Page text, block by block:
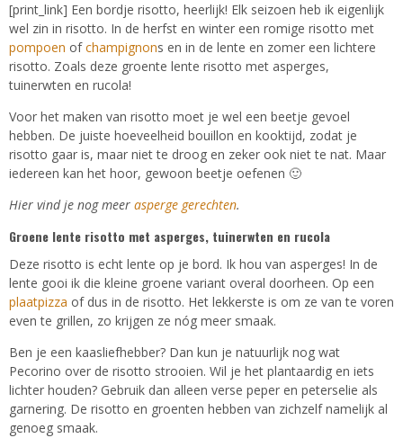
[print_link] Een bordje risotto, heerlijk! Elk seizoen heb ik eigenlijk
wel zin in risotto. In de herfst en winter een romige risotto met
pompoen ofchampignons en in de lente en zomer een lichtere
risotto. Zoals deze groente lente risotto met asperges,
tuinerwten en rucola!
Voor het maken van risotto moet je wel een beetje gevoel
hebben. De juiste hoeveelheid bouillon en kooktijd, zodat je
risotto gaar is, maar niet te droog en zeker ook niet te nat. Maar
iedereen kan het hoor, gewoon beetje oefenen 🙂
Hier vind je nog meer asperge gerechten.
Groene lente risotto met asperges, tuinerwten en rucola
Deze risotto is echt lente op je bord. Ik hou van asperges! In de
lente gooi ik die kleine groene variant overal doorheen. Op een
plaatpizza of dus in de risotto. Het lekkerste is om ze van te voren
even te grillen, zo krijgen ze nóg meer smaak.
Ben je een kaasliefhebber? Dan kun je natuurlijk nog wat
Pecorino over de risotto strooien. Wil je het plantaardig en iets
lichter houden? Gebruik dan alleen verse peper en peterselie als
garnering. De risotto en groenten hebben van zichzelf namelijk al
genoeg smaak.